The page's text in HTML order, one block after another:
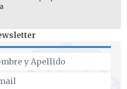
(2017),
Home" (2021), que
taquillera en el
de 1.910